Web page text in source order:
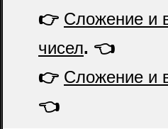
👉 Сложение и
чисел. 👈
👉 Сложение и
👈